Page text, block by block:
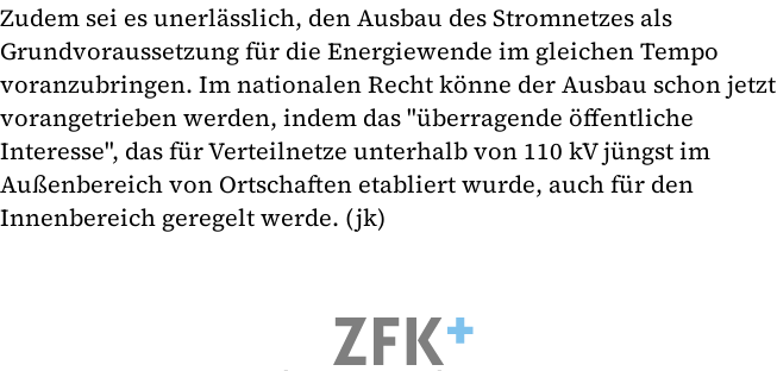
Zudem sei es unerlässlich, den Ausbau des Stromnetzes als
Grundvoraussetzung für die Energiewende im gleichen Tempo
voranzubringen. Im nationalen Recht könne der Ausbau schon jetzt
vorangetrieben werden, indem das "überragende öffentliche
Interesse", das für Verteilnetze unterhalb von 110 kV jüngst im
Außenbereich von Ortschaften etabliert wurde, auch für den
Innenbereich geregelt werde. (jk)